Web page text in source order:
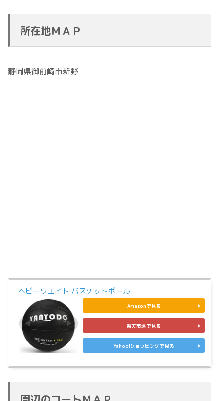
所在地ＭＡＰ
静岡県御前崎市新野
ヘビーウエイト バスケットボール
Amazonで見る
楽天市場で見る
Yahoo!ショッピングで見る